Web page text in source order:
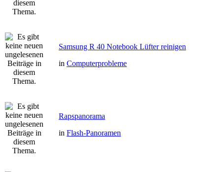
Samsung R 40 Notebook Lüfter reinigen
in Computerprobleme
Rapspanorama
in Flash-Panoramen